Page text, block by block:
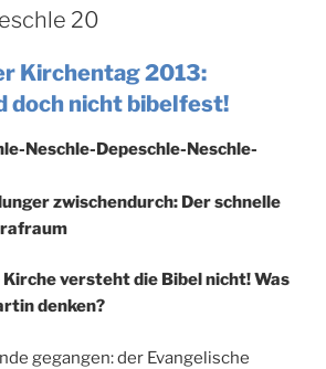
20
Kirchentag 2013:
doch nicht bibelfest!
Neschle-Depeschle-Neschle-
zwischendurch: Der schnelle
Kirche versteht die Bibel nicht! Was
denken?
gegangen: der Evangelische